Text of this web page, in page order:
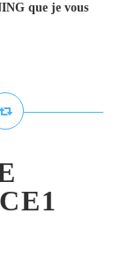
que je vous